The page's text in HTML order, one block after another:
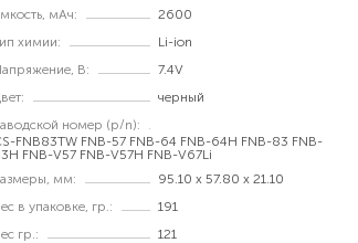
мАч:
2600
химии:
Li-ion
В:
7.4V
черный
номер (p/n):
FNB83TW FNB-57 FNB-64 FNB-64H FNB-83 FNB-
FNB-V57 FNB-V57H FNB-V67Li
мм:
95.10 x 57.80 x 21.10
в упаковке, гр.:
191
гр.:
121